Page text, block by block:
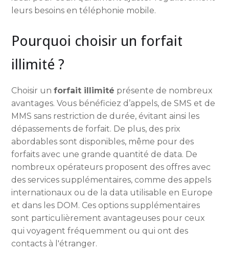
leurs besoins en téléphonie mobile.
Pourquoi choisir un forfait
illimité ?
Choisir unforfait illimité présente de nombreux
avantages. Vous bénéficiez d’appels, de SMS et de
MMS sans restriction de durée, évitant ainsi les
dépassements de forfait. De plus, des prix
abordables sont disponibles, même pour des
forfaits avec une grande quantité de data. De
nombreux opérateurs proposent des offres avec
des services supplémentaires, comme des appels
internationaux ou de la data utilisable en Europe
et dans les DOM. Ces options supplémentaires
sont particulièrement avantageuses pour ceux
qui voyagent fréquemment ou qui ont des
contacts à l'étranger.